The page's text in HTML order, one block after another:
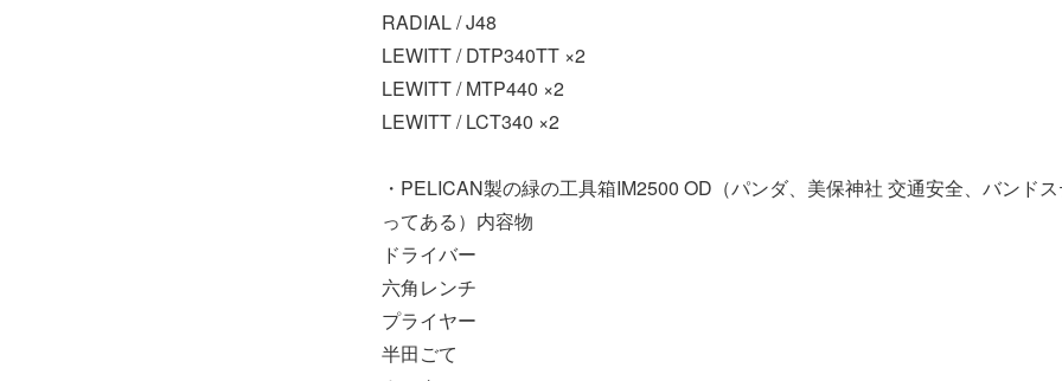
RADIAL / J48
LEWITT / DTP340TT ×2
LEWITT / MTP440 ×2
LEWITT / LCT340 ×2
・PELICAN製の緑の工具箱IM2500 OD（パンダ、美保神社 交通安全、バンド
ってある）内容物
ドライバー
六角レンチ
プライヤー
半田ごて